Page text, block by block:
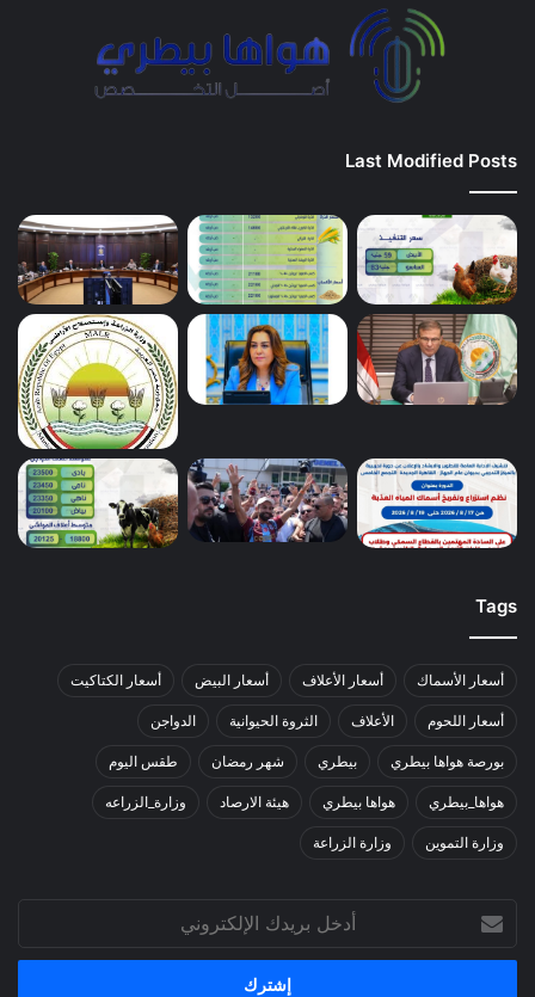
Last Modified Posts
Tags
أسعار الأسماك أسعار الأعلاف أسعار البيض أسعار الكتاكيت
أسعار اللحوم الأعلاف الثروة الحيوانية الدواجن
بورصة هواها بيطري بيطري شهر رمضان طقس اليوم
هواها_بيطري هواها بيطري هيئة الارصاد وزارة_الزراعه
وزارة التموين وزارة الزراعة
أدخل
بريدك
الإلكتروني